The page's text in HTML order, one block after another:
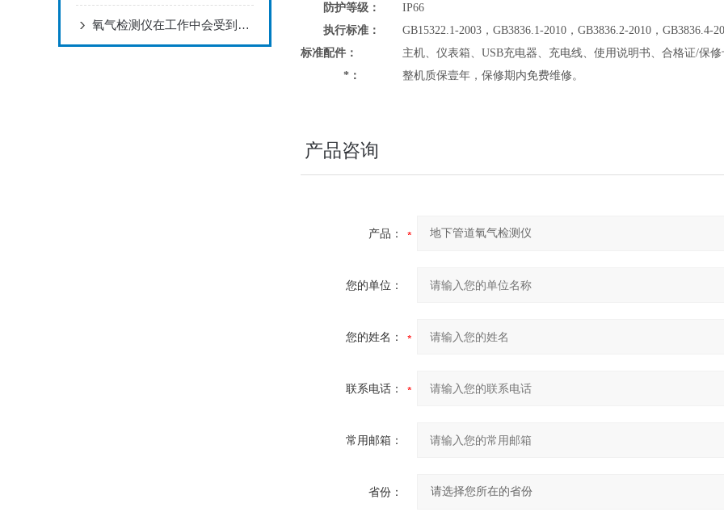
氧气检测仪在工作中会受到那些因素的影响
防护等级：
IP66
执行标准：
GB15322.1-2003，GB3836.1-2010，GB3836.2-2010，GB3836.4-
标准配件：
主机、仪表箱、USB充电器、充电线、使用说明书、合格证/保修
*：
整机质保壹年，保修期内免费维修。
产品咨询
产品：
您的单位：
您的姓名：
联系电话：
常用邮箱：
省份：